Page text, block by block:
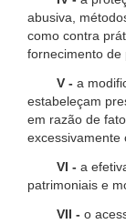
abusiva,
como contra
fornecimento de
V - a
estabeleçam
em razão de
excessivamente
VI - a
patrimoniais e
VII - o